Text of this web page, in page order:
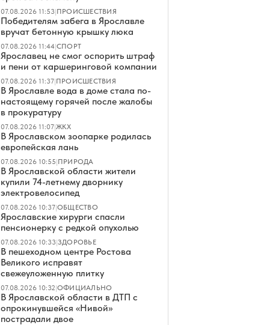
07.08.2026 11:53|ПРОИСШЕСТВИЯ
Победителям забега в Ярославле
вручат бетонную крышку люка
07.08.2026 11:44|СПОРТ
Ярославец не смог оспорить штраф
и пени от каршеринговой компании
07.08.2026 11:37|ПРОИСШЕСТВИЯ
В Ярославле вода в доме стала по-
настоящему горячей после жалобы
в прокуратуру
07.08.2026 11:07|ЖКХ
В Ярославском зоопарке родилась
европейская лань
07.08.2026 10:55|ПРИРОДА
В Ярославской области жители
купили 74-летнему дворнику
электровелосипед
07.08.2026 10:37|ОБЩЕСТВО
Ярославские хирурги спасли
пенсионерку с редкой опухолью
07.08.2026 10:33|ЗДОРОВЬЕ
В пешеходном центре Ростова
Великого исправят
свежеуложенную плитку
07.08.2026 10:32|ОФИЦИАЛЬНО
В Ярославской области в ДТП с
опрокинувшейся «Нивой»
пострадали двое